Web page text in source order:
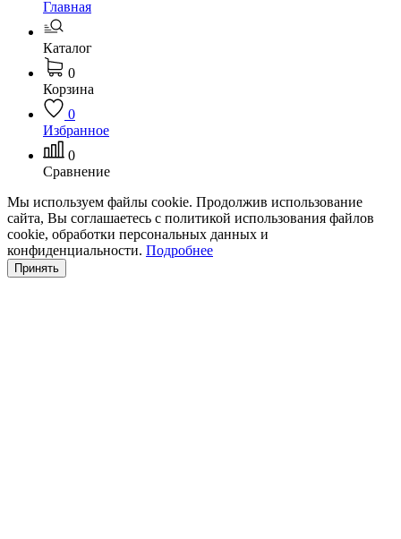
Главная
Каталог
0
Корзина
0
Избранное
0
Сравнение
Мы используем файлы cookie. Продолжив использование
сайта, Вы соглашаетесь с политикой использования файлов
cookie, обработки персональных данных и
конфиденциальности. Подробнее
Принять